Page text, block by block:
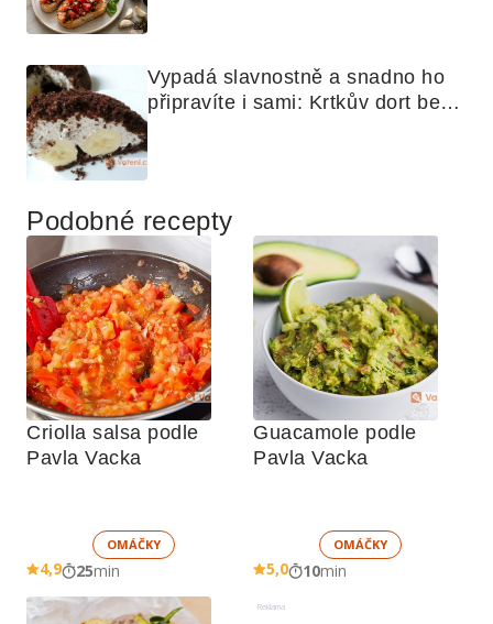
Vypadá slavnostně a snadno ho
připravíte i sami: Krtkův dort bez
Podobné recepty
Criolla salsa podle
Pavla Vacka
OMÁČKY
4,9 25min
Guacamole podle
Pavla Vacka
OMÁČKY
5,0 10min
Reklama